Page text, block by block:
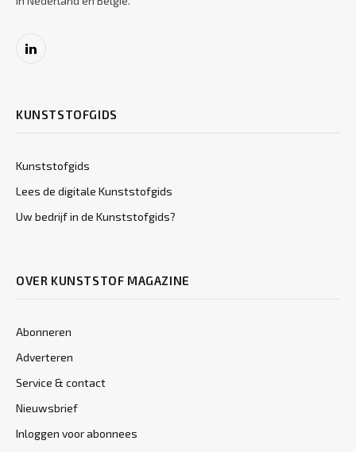
LinkedIn
KUNSTSTOFGIDS
Kunststofgids
Lees de digitale Kunststofgids
Uw bedrijf in de Kunststofgids?
OVER KUNSTSTOF MAGAZINE
Abonneren
Adverteren
Service & contact
Nieuwsbrief
Inloggen voor abonnees